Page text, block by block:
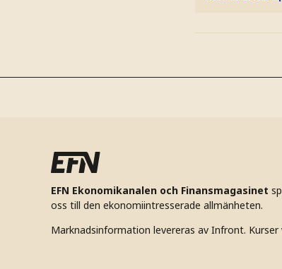
EFN Ekonomikanalen och Finansmagasinet
oss till den ekonomiintresserade allmänheten.
Marknadsinformation levereras av Infront.